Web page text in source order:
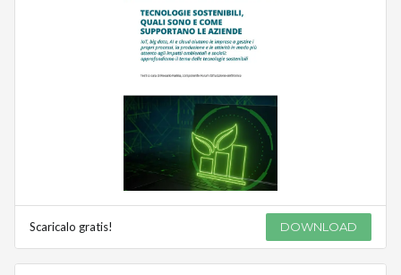
Scaricalo gratis! DOWNLOAD